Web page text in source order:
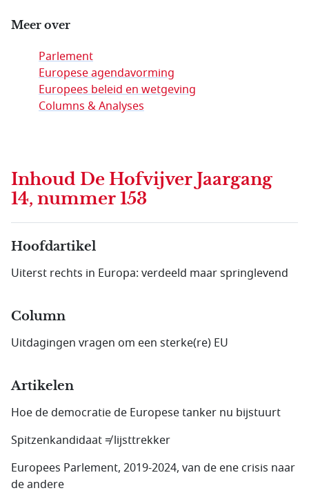
Meer over
Parlement
Europese agendavorming
Europees beleid en wetgeving
Columns & Analyses
Inhoud De Hofvijver Jaargang
14, nummer 153
Hoofdartikel
Uiterst rechts in Europa: verdeeld maar springlevend
Column
Uitdagingen vragen om een sterke(re) EU
Artikelen
Hoe de democratie de Europese tanker nu bijstuurt
Spitzenkandidaat ≠ lijsttrekker
Europees Parlement, 2019-2024, van de ene crisis naar
de andere